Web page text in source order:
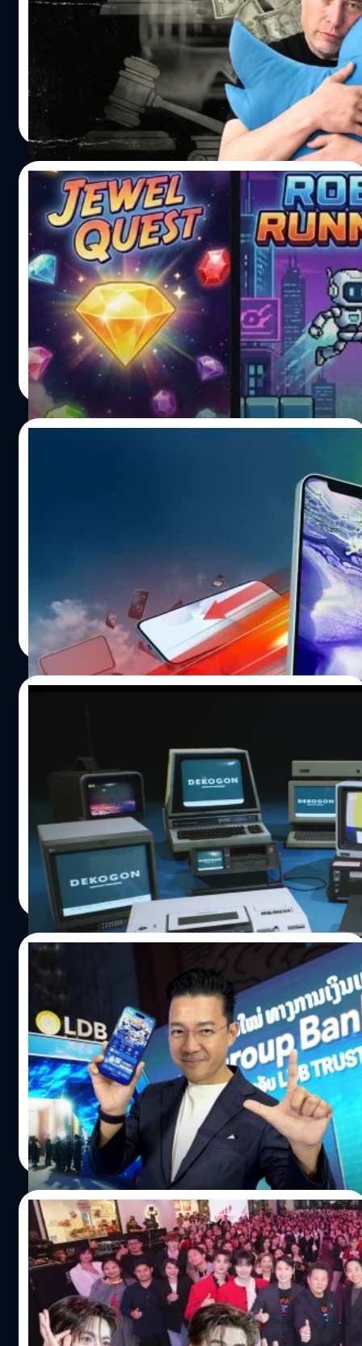
18,000 ล้านเหรียญสหรัฐฯ (หรือราว 6 แสนล้านบาท) คิด
เป็นกว่า 10% ของรายได้ทั้งโลก แต่ปัญหาคือ เงินก้อนนี้ไม่ได้
ขาวสะอาดทั้งหมด เอกสารภายในระบุว่า เงินกว่า 3,000 ล้าน
เหรียญสหรัฐฯ (ประมาณ 19%…
ยอมง่าย ๆ ก็ไม่ใช่พี่ ! ถึงแม้ชื่อและโลโก้ Twitter จะเปลี่ยนเป็น
X มานานแล้ว แต่ดูเหมือนว่า อีลอน มัสก์ (Elon Musk) จะยัง
ไม่ยอมปล่อยวางอดีตง่าย ๆ และล่าสุดได้ออกมาเคลื่อนไหว
ครั้งใหญ่ ทั้งงัดข้อกฎหมายและแก้เงื่อนไขการใช้งาน เพื่อ
ประกาศให้โลกรู้ว่า ‘ชื่อ Twitter ข้าใครอย่าแตะ’ เรื่องราว
ความวุ่นวายนี้เริ่มต้นขึ้นเมื่อมีสตาร์ตอัปเจ้าหนึ่งในรัฐ
เวอร์จิเนียที่ใช้ชื่อโปรเจกต์ว่า ‘Operation Bluebird’ พยายาม
จะชิงจังหวะยื่นจดทะเบียนเครื่องหมายการค้าคำว่า ‘Twitter’
ตัดหน้า X โดยอ้างเหตุผลว่า ทาง X ได้ ‘ละทิ้ง’ แบรนด์นี้ไป
แล้ว ตั้งแต่ตอนที่มัสก์ทวีตประกาศบอกลาแบรนด์นกฟ้า (bid
adieu to the twitter brand) เมื่อกลางปี 2023 แต่ความน่า
สนใจอยู่ที่ตัวละครเบื้องหลังสตาร์ตอัปรายนี้นั้นไม่ใช่ตาสีตา
สาที่ไหน แต่มีแกนนำเป็นถึงทนายความ 2 คน โดยหนึ่งในนั้น
คือ สตีเฟน โคตส์ (Stephen Coates) อดีตทนายความด้าน
เครื่องหมายการค้าของ Twitter…
อมลวรรณ ศรัทธานนท์| 233 days ago
17/12/2025
Google รุกหนัก ! ส่ง Gemini 3 บุก YouTube
ให้สร้างเกมได้แบบไม่ต้องเขียนโคด พร้อมเผย
โฉมเบราว์เซอร์ AI ตัวใหม่
YouTube ตัดครีเอเตอร์สร้าง AI ด้วยการนำเข้า AI เองหรือ
เปล่า ? เพราะล่าสุด YouTube ประกาศโปรเจกต์เบตา (Open
Beta) ‘Playable Builders’ แอปฯ โพรโทไทป์ที่ใช้ Gemini 3
มาสร้างเกมจิ๋ว โดยที่ครีเอเตอร์ไม่ต้องเขียนโคดเองให้ลำบาก
! ปีนี้ Google เล่นใหญ่ทุกเรื่องจริง ๆ และแม้ว่าการเปิดตัว
Playable Builders ที่ทำร่วมกับ YouTube จะดูเหมือนเป็นโปร
เจกต์เล็ก ๆ แต่มันถือว่าใหญ่มากถ้าเทียบกับการที่ YouTube
ร่วมมือกับการใช้ AI เข้ามาสร้างประสบการณ์ให้ครีเอเตอร์
แม้ว่าก่อนหน้านี้ YouTube จะไล่แบนเนื้อหาที่สร้างมาจาก AI
แอปพลิเคชันต้นแบบที่ขับเคลื่อนด้วยโมเดล Gemini 3 ช่วยให้
YouTube Creators ที่ได้รับเลือก สามารถสร้างมินิเกม (Bite-
กานต์สิรี บัววิชัยศิลป์| 233 days ago
Read More
วิจัยชี้ ปี 2026 ยอดจัดส่งสมาร์ตโฟนทั่วโลก
รายงานล่าสุดจาก Counterpoint Research เมื่อวันที่ 16
ธันวาคม 2025 คาดการณ์ว่า ยอดการจัดส่งสมาร์ตโฟนทั่วโลก
จะลดลง 2.1% ในปี 2026 เนื่องจากต้นทุนชิ้นส่วนที่พุ่งสูงขึ้นมี
แนวโน้มที่จะส่งผลกระทบต่อความต้องการ โดยผู้ผลิตราย
ใหญ่จากจีน เช่น HONOR, OPPO และ vivo จะได้รับผลกระ
ทบมากที่สุดจากการประมาณการครั้งก่อน ในช่วงไม่กี่เดือนที่
ผ่านมา ห่วงโซ่อุปทานอิเล็กทรอนิกส์ทั่วโลกได้รับผลกระทบ
จากปัญหาการขาดแคลนชิปหน่วยความจำรุ่นเก่า เนื่องจากผู้
ผลิตหันมาให้ความสำคัญกับชิปหน่วยความจำระดับไฮเอนด์ที่
จำแบบเดียวกับสมาร์ตโฟนในเซิร์ฟเวอร์ AI อาจทำให้ราคา
หน่วยความจำสำหรับเซิร์ฟเวอร์เพิ่มขึ้นเป็นสองเท่าภายใน
ปลายปี 2026 เนื่องจากเซิร์ฟเวอร์ AI แต่ละตัวต้องการชิป
หน่วยความจำมากกว่าโทรศัพท์มือถือ การเปลี่ยนแปลงนี้คาด
ว่าจะสร้างความต้องการชิปสูงขึ้นอย่างฉับพลัน โดยที่
อุตสาหกรรมชิปยังไม่พร้อมรับมือ “สิ่งที่เราเห็นตอนนี้คือตลาด
ระดับล่าง (ต่ำกว่า 200 เหรียญสหรัฐฯ) ได้รับผลกระทบอย่าง
รุนแรงที่สุด โดยต้นทุนการผลิต (Bill of Materials หรือ
BoM) เพิ่มขึ้น 20-30% ตั้งแต่ต้นปี ส่วนตลาดระดับกลางและ
ระดับสูงจะเพิ่มขึ้น 10-15%” ผู้อำนวยการฝ่ายวิจัยของ…
รัชนี สังข์แก้ว| 233 days ago
Read More
Tech ทั้งแผ่นเสียง DVD และเครื่องเกม
ในยุคที่คอนเทนต์บนโซเชียลมีเดียมีให้เสพไม่รู้จบ เพลงนับ
ล้านหาฟังได้แค่ปลายนิ้วผ่านแอปฯ สตรีมมิง หรือภาพยนตร์ที่
แค่นึกอยากดูก็กดดูได้ทันทีโดยไม่ต้องก้าวขาออกจากบ้าน
แต่ใครจะเชื่อว่าสิ่งของยุคแอนะล็อก (Analog) และเรโทร
(Retro) กลับกลายเป็นสินค้าที่ได้รับความนิยมสวนกระแส และ
กำลังกวาดรายได้จากกลุ่มคนรุ่นใหม่อย่าง Gen Z ไปอย่างน่า
เหลือเชื่อ แล้วทำไม Gen Z ถึงโหยหาเทคโนโลยีเก่า ๆ ? ถ้า
ลองสังเกตดูดี ๆ วัยรุ่น Gen Z ทุกวันนี้ อาจไม่ได้มีแค่สมาร์ต
โฟน แท็บเล็ต แต่กลับมีกล้อง Compact รุ่นเก่าหรือเครื่องเล่น
เทปคาสเซ็ตจากตลาดวินเทจ คำถามคือ เกิดอะไรขึ้นกับเจเนอ
เรชันที่โตมากับอินเทอร์เน็ต ทำไมพวกเขาถึงโหยหาเทคโนโลยี
ที่ดูเหมือนจะหายไปแล้ว ? เบื่อ Subscription ขอเป็นเจ้าของ
จริง ๆ ดีกว่า ในขณะที่คนส่วนใหญ่คุ้นชินกับการจ่ายรายเดือน
ให้แอปฯ สตรีมมิงดูหนังอย่าง Netflix หรือ Disney+ เพื่อเช่า
สิทธิ์ในการดูหนังหรือฟังเพลง แต่เราแทบไม่ได้เป็นเจ้าของ
อะไรเลย หากแพลตฟอร์มล่ม ลิขสิทธิ์หมดอายุ หรือเราหยุด
จ่ายเงิน ทุกอย่างก็หายวับไปกับตา ประเด็นนี้ทำให้ Gen Z เริ่ม
หันกลับมาสะสม DVD…
วัทนวิภา ทานะวงศ์| 233 days ago
Read More
17/12/2025
หนุ่ย พงศ์สุข บุกเวียงจันทน์ ! ขึ้นเวที LDB
Night เจาะลึกจุดเปลี่ยนธนาคารลาวสู่ยุค
Group Banking !
หนุ่ย พงศ์สุข หิรัญพฤกษ์ บินลัดฟ้าข้ามโขงมุ่งตรงสู่นครหลวง
เวียงจันทน์ สปป.ลาว เพื่อร่วมเป็น Guest Speaker คนสำคัญ
ในงานใหญ่แห่งปี Lao Development Bank Night การมา
เยือนครั้งนี้ไม่ใช่เรื่องบังเอิญ แต่เพราะ Lao Development
Bank (LDB) หรือ ธนาคารพัฒนาลาว กำลังมี Big Move ครั้ง
สำคัญที่สั่นสะเทือนวงการการเงินฝั่งซ้ายแม่น้ำโขง ด้วยการ
ประกาศวิสัยทัศน์ใหม่ ที่ไม่ได้มองธนาคารเป็นแค่ที่เก็บเงิน แต่
กำลังเปลี่ยนโฉมสู่การเป็น Group Banking เต็มรูปแบบ 3 มุม
มองจาก ‘หนุ่ย พงศ์สุข’ บนเวที LDB Night ในฐานะ Guest
Speaker หนุ่ย พงศ์สุข ได้ขึ้นเวทีแชร์มุมมองต่อหน้าแขกผู้มี
เกียรติ โดยชี้ให้เห็นว่า LDB กำลังเดินมาถูกทางและล้ำหน้า
กว่าหลาย ๆ ที่ ใน 3 ประเด็นหลัก ๆ 1. จาก…
อมลวรรณ ศรัทธานนท์| 233 days ago
Read More
16/12/2025
True x iQIYI มอบของขวัญล้ำค่าส่งท้ายปี
True x iQIYI เขมจิราต้องทรู Best with
True5G ประสบการณ์เอกสิทธิ์สุดเอ็กซ์คลูซีฟ
ปลดล็อกลิมิตความบันเทิงด้วยสิทธิพิเศษที่เหนือระดับ
ปรากฏการณ์ความสุขทะลุจอ!… ทรู คอร์ปอเรชั่น ผนึกกำลัง